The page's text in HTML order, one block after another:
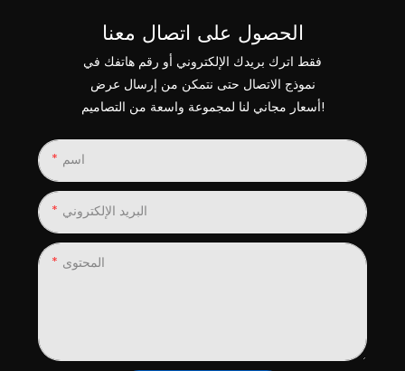
الحصول على اتصال معنا
فقط اترك بريدك الإلكتروني أو رقم هاتفك في
نموذج الاتصال حتى نتمكن من إرسال عرض
أسعار مجاني لنا لمجموعة واسعة من التصاميم!
اسم
البريد الإلكتروني
المحتوى